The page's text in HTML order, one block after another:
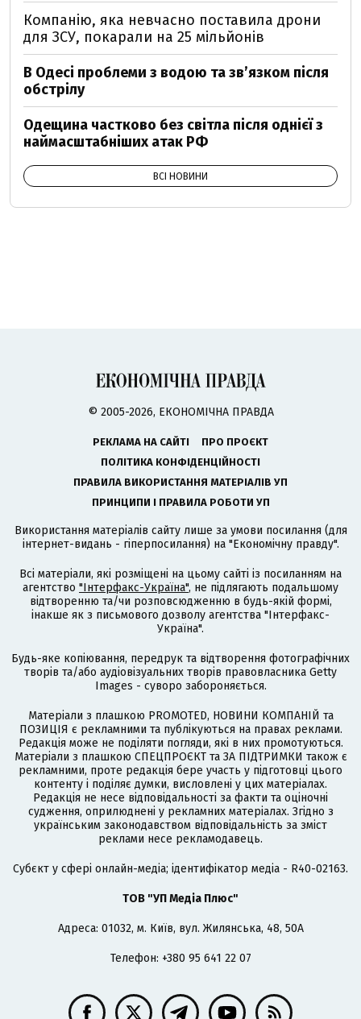
Компанію, яка невчасно поставила дрони
для ЗСУ, покарали на 25 мільйонів
В Одесі проблеми з водою та звʼязком після
обстрілу
Одещина частково без світла після однієї з
наймасштабніших атак РФ
ВСІ НОВИНИ
© 2005-2026, ЕКОНОМІЧНА ПРАВДА
РЕКЛАМА НА САЙТІ
ПРО ПРОЄКТ
ПОЛІТИКА КОНФІДЕНЦІЙНОСТІ
ПРАВИЛА ВИКОРИСТАННЯ МАТЕРІАЛІВ УП
ПРИНЦИПИ І ПРАВИЛА РОБОТИ УП
Використання матеріалів сайту лише за умови посилання (для
інтернет-видань - гіперпосилання) на "Економічну правду".
Всі матеріали, які розміщені на цьому сайті із посиланням на
агентство "Інтерфакс-Україна", не підлягають подальшому
відтворенню та/чи розповсюдженню в будь-якій формі,
інакше як з письмового дозволу агентства "Інтерфакс-
Україна".
Будь-яке копіювання, передрук та відтворення фотографічних
творів та/або аудіовізуальних творів правовласника Getty
Images - суворо забороняється.
Матеріали з плашкою PROMOTED, НОВИНИ КОМПАНІЙ та
ПОЗИЦІЯ є рекламними та публікуються на правах реклами.
Редакція може не поділяти погляди, які в них промотуються.
Матеріали з плашкою СПЕЦПРОЄКТ та ЗА ПІДТРИМКИ також є
рекламними, проте редакція бере участь у підготовці цього
контенту і поділяє думки, висловлені у цих матеріалах.
Редакція не несе відповідальності за факти та оціночні
судження, оприлюднені у рекламних матеріалах. Згідно з
українським законодавством відповідальність за зміст
реклами несе рекламодавець.
Cубєкт у сфері онлайн-медіа; ідентифікатор медіа - R40-02163.
ТОВ "УП Медіа Плюс"
Адреса: 01032, м. Київ, вул. Жилянська, 48, 50А
Телефон: +380 95 641 22 07